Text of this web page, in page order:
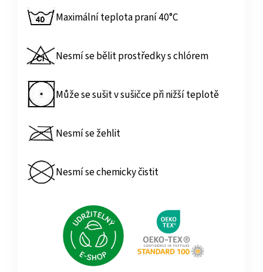
Maximální teplota praní 40°C
Nesmí se bělit prostředky s chlórem
Může se sušit v sušičce při nižší teplotě
Nesmí se žehlit
Nesmí se chemicky čistit